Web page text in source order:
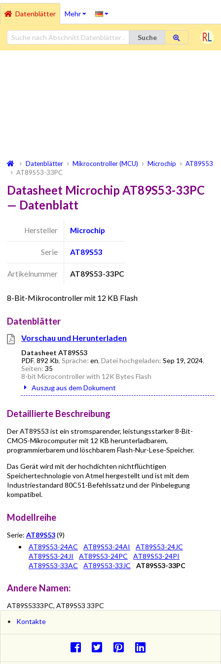
Datenblätter Mehr
Suche
Datenblätter Mikrocontroller (MCU) Microchip
AT89S53
AT89S53-33PC
Datasheet Microchip AT89S53-33PC
— Datenblatt
Hersteller Microchip
Serie AT89S53
Artikelnummer AT89S53-33PC
8-Bit-Mikrocontroller mit 12 KB Flash
Datenblätter
Vorschau und Herunterladen
Datasheet AT89S53
PDF, 892 Kb, Sprache: en, Datei hochgeladen: Sep 19, 2024,
Seiten: 35
8-bit Microcontroller with 12K Bytes Flash
Auszug aus dem Dokument
Detaillierte Beschreibung
Der AT89S53 ist ein stromsparender, leistungsstarker 8-Bit-
CMOS-Mikrocomputer mit 12 KB herunterladbarem,
programmierbarem und löschbarem Flash-Nur-Lese-Speicher.
Das Gerät wird mit der hochdichten nichtflüchtigen
Speichertechnologie von Atmel hergestellt und ist mit dem
Industriestandard 80C51-Befehlssatz und der Pinbelegung
kompatibel.
Modellreihe
Serie: AT89S53(9)
AT89S53-24AC
AT89S53-24AI
AT89S53-24JC
AT89S53-24JI
AT89S53-24PC
AT89S53-24PI
AT89S53-33AC
AT89S53-33JC AT89S53-33PC
Andere Namen:
AT89S5333PC, AT89S53 33PC
Kontakte